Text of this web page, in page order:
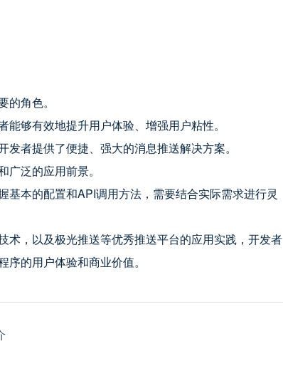
角色。
够有效地提升用户体验、增强用户粘性。
者提供了便捷、强大的消息推送解决方案。
泛的应用前景。
本的配置和API调用方法，需要结合实际需求进行灵
术，以及极光推送等优秀推送平台的应用实践，开发者
的用户体验和商业价值。